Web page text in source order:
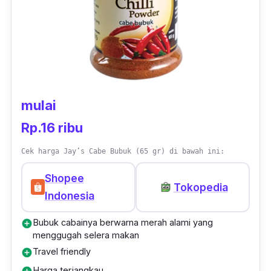
kamu atau di supermarket terdekat.
mulai
Rp.16 ribu
Cek harga Jay’s Cabe Bubuk (65 gr) di bawah ini:
Shopee
Indonesia
Tokopedia
add_circleBubuk cabainya berwarna merah alami yang
menggugah selera makan
add_circleTravel friendly